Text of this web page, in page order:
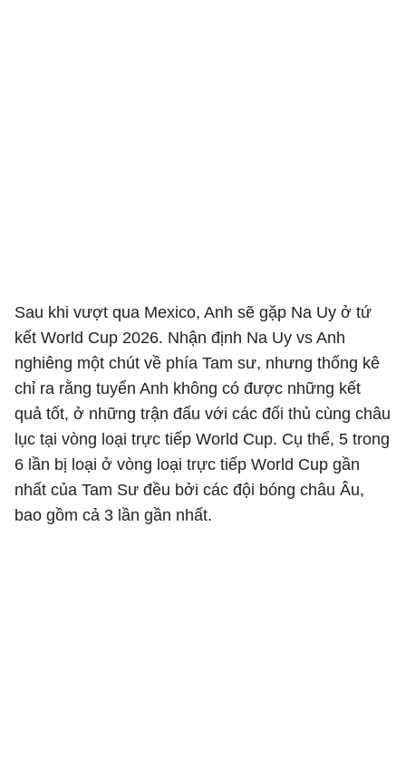
Sau khi vượt qua Mexico, Anh sẽ gặp Na Uy ở tứ
kết World Cup 2026. Nhận định Na Uy vs Anh
nghiêng một chút về phía Tam sư, nhưng thống kê
chỉ ra rằng tuyển Anh không có được những kết
quả tốt, ở những trận đấu với các đối thủ cùng châu
lục tại vòng loại trực tiếp World Cup. Cụ thể, 5 trong
6 lần bị loại ở vòng loại trực tiếp World Cup gần
nhất của Tam Sư đều bởi các đội bóng châu Âu,
bao gồm cả 3 lần gần nhất.